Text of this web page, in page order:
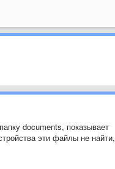
documents, показывает
эти файлы не найти,